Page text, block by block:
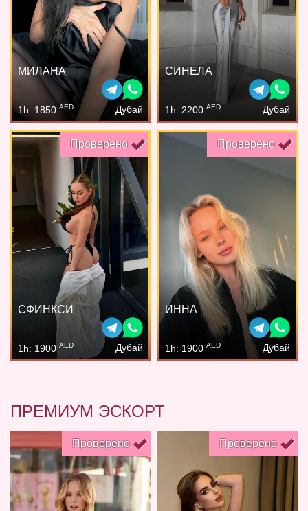
МИЛАНА
1h: 1850 AED Дубай
СИНЕЛА
1h: 2200 AED Дубай
Проверено
СФИНКСИ
1h: 1900 AED Дубай
Проверено
ИННА
1h: 1900 AED Дубай
ПРЕМИУМ ЭСКОРТ
Проверено Проверено